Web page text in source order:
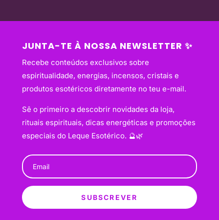
JUNTA-TE À NOSSA NEWSLETTER ✨
Recebe conteúdos exclusivos sobre
espiritualidade, energias, incensos, cristais e
produtos esotéricos diretamente no teu e-mail.
Sê o primeiro a descobrir novidades da loja,
rituais espirituais, dicas energéticas e promoções
especiais do Leque Esotérico. 🔮🌿
SUBSCREVER